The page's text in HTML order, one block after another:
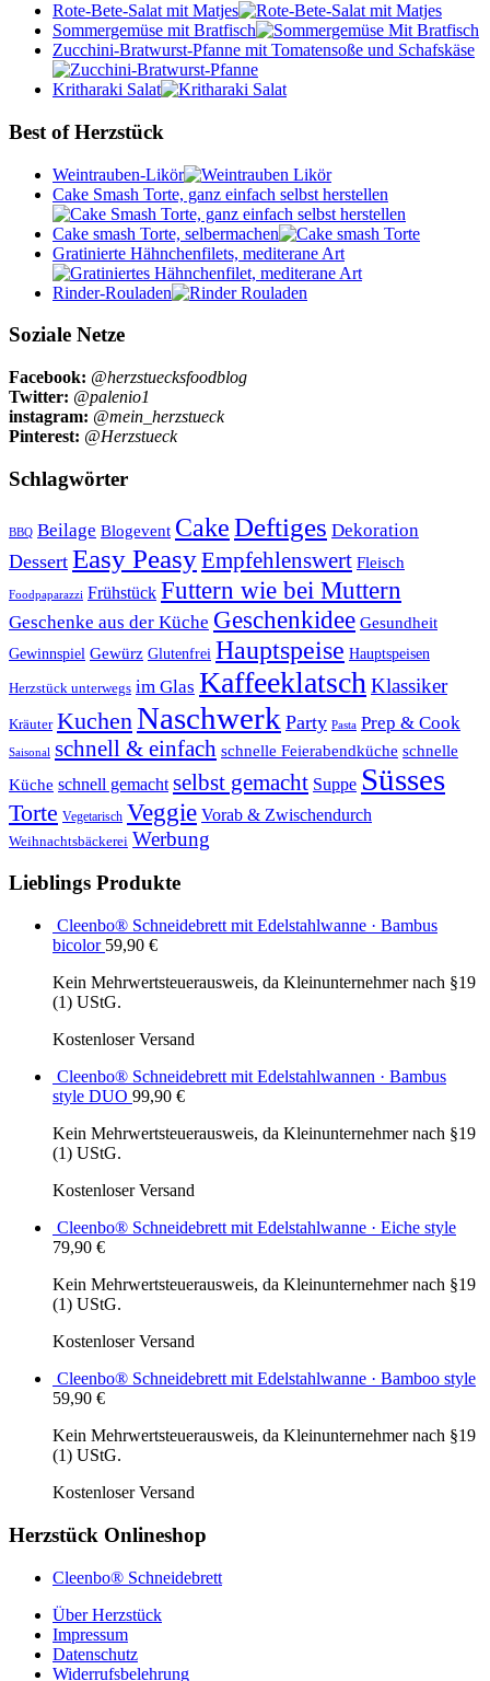
Rote-Bete-Salat mit Matjes
Sommergemüse mit Bratfisch
Zucchini-Bratwurst-Pfanne mit Tomatensoße und Schafskäse
Kritharaki Salat
Best of Herzstück
Weintrauben-Likör
Cake Smash Torte, ganz einfach selbst herstellen
Cake smash Torte, selbermachen
Gratinierte Hähnchenfilets, mediterane Art
Rinder-Rouladen
Soziale Netze
Facebook: @herzstuecksfoodblog
Twitter: @palenio1
instagram: @mein_herzstueck
Pinterest: @Herzstueck
Schlagwörter
BBQ Beilage Blogevent CakeDeftiges Dekoration
Dessert Easy PeasyEmpfehlenswert Fleisch
Foodpaparazzi Frühstück Futtern wie bei Muttern
Geschenke aus der Küche Geschenkidee Gesundheit
Gewinnspiel Gewürz Glutenfrei Hauptspeise Hauptspeisen
Herzstück unterwegs im Glas Kaffeeklatsch Klassiker
Kräuter Kuchen Naschwerk Party Pasta Prep & Cook
Saisonal schnell & einfach schnelle Feierabendküche schnelle
Küche schnell gemacht selbst gemacht Suppe Süsses
Torte Vegetarisch Veggie Vorab & Zwischendurch
Weihnachtsbäckerei Werbung
Lieblings Produkte
Cleenbo® Schneidebrett mit Edelstahlwanne · Bambus
bicolor 59,90 €
Kein Mehrwertsteuerausweis, da Kleinunternehmer nach §19
(1) UStG.
Kostenloser Versand
Cleenbo® Schneidebrett mit Edelstahlwannen · Bambus
style DUO 99,90 €
Kein Mehrwertsteuerausweis, da Kleinunternehmer nach §19
(1) UStG.
Kostenloser Versand
Cleenbo® Schneidebrett mit Edelstahlwanne · Eiche style
79,90 €
Kein Mehrwertsteuerausweis, da Kleinunternehmer nach §19
(1) UStG.
Kostenloser Versand
Cleenbo® Schneidebrett mit Edelstahlwanne · Bamboo style
59,90 €
Kein Mehrwertsteuerausweis, da Kleinunternehmer nach §19
(1) UStG.
Kostenloser Versand
Herzstück Onlineshop
Cleenbo® Schneidebrett
Über Herzstück
Impressum
Datenschutz
Widerrufsbelehrung